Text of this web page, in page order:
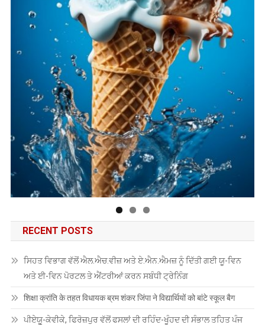
RECENT POSTS
ਸਿਹਤ ਵਿਭਾਗ ਵੱਲੋਂ ਐਲ.ਐਚ.ਵੀਜ਼ ਅਤੇ ਏ.ਐਨ.ਐਮਜ਼ ਨੂੰ ਦਿੱਤੀ ਗਈ ਯੂ-ਵਿਨ
ਅਤੇ ਈ-ਵਿਨ ਪੋਰਟਲ ਤੇ ਐਂਟਰੀਆਂ ਕਰਨ ਸਬੰਧੀ ਟ੍ਰੇਨਿੰਗ
शिक्षा क्रांति के तहत विधायक ब्रम शंकर जिंपा ने विद्यार्थियों को बांटे स्कूल बैग
ਪੀਏਯੂੑ-ਕੇਵੀਕੇ, ਫਿਰੋਜ਼ਪੁਰ ਵੱਲੋਂ ਫਸਲਾਂ ਦੀ ਰਹਿੰਦ-ਖੂੰਹਦ ਦੀ ਸੰਭਾਲ ਤਹਿਤ ਪੰਜ